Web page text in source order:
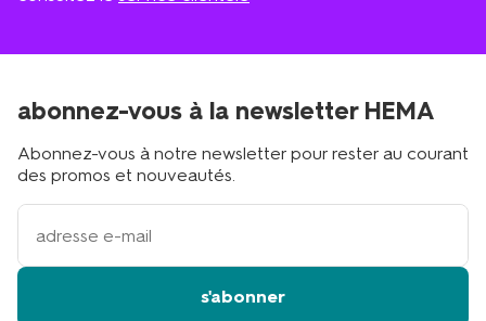
abonnez-vous à la newsletter HEMA
Abonnez-vous à notre newsletter pour rester au courant
des promos et nouveautés.
votre
adresse
s'abonner